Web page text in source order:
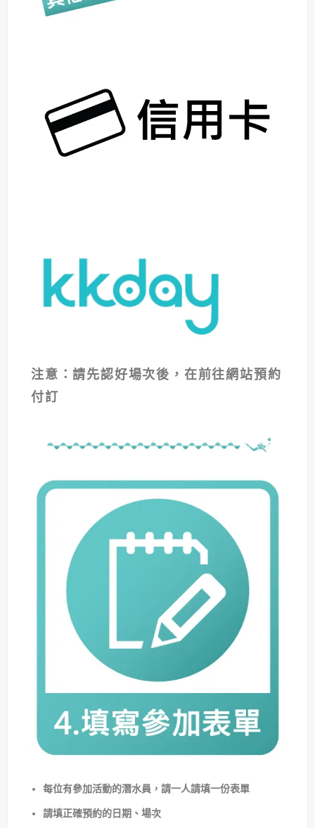
注意：請先認好場次後，在前往網站預約
付訂
每位有參加活動的潛水員，請一人請填一份表單
請填正確預約的日期、場次